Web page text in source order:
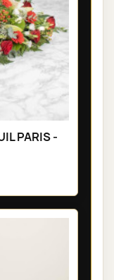
PARIS -